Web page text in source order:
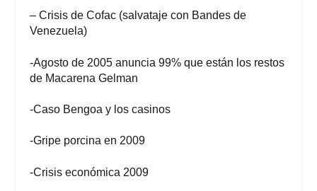
– Crisis de Cofac (salvataje con Bandes de
Venezuela)
-Agosto de 2005 anuncia 99% que están los restos
de Macarena Gelman
-Caso Bengoa y los casinos
-Gripe porcina en 2009
-Crisis económica 2009